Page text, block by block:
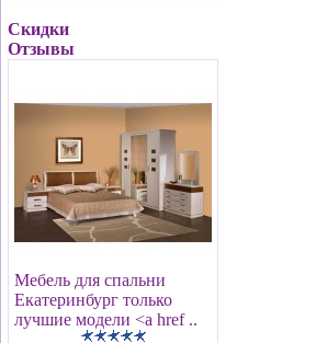
Скидки
Отзывы
Мебель для спальни
Екатеринбург только
лучшие модели <a href ..